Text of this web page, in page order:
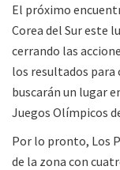
El próximo
Corea del Sur este
cerrando las
los resultados para
buscarán un lugar
Juegos Olímpicos
Por lo pronto, Los
de la zona con